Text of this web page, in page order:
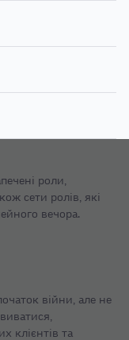
щоб ви могли
на ринок Польщі.
роли,
сети ролів, які
вечора.
війни, але не
клієнтів та